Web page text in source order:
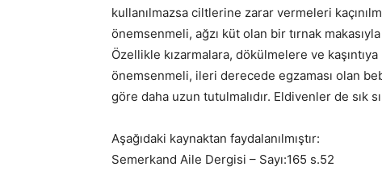
kullanılmazsa ciltlerine zarar vermeleri
önemsenmeli, ağzı küt olan bir tırnak
Özellikle kızarmalara, dökülmelere ve
önemsenmeli, ileri derecede egzaması olan
göre daha uzun tutulmalıdır. Eldivenler de
Aşağıdaki kaynaktan faydalanılmıştır:
Semerkand Aile Dergisi – Sayı:165 s.52